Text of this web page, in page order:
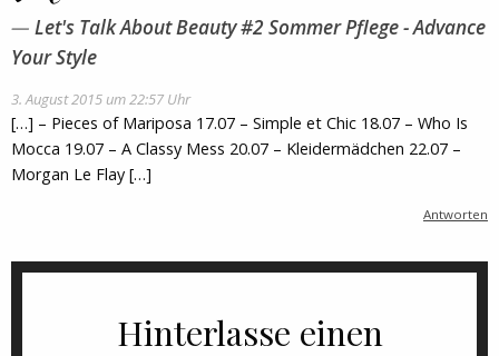
Let's Talk About Beauty #2 Sommer Pflege - Advance
Your Style
3. August 2015 um 22:57 Uhr
[…] – Pieces of Mariposa 17.07 – Simple et Chic 18.07 – Who Is
Mocca 19.07 – A Classy Mess 20.07 – Kleidermädchen 22.07 –
Morgan Le Flay […]
Antworten
Hinterlasse einen